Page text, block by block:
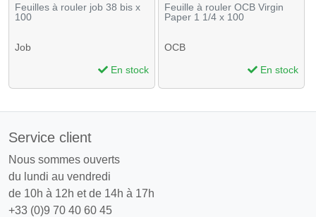
Feuilles à rouler job 38 bis x
100
Job
En stock
Feuille à rouler OCB Virgin
Paper 1 1/4 x 100
OCB
En stock
Service client
Nous sommes ouverts
du lundi au vendredi
de 10h à 12h et de 14h à 17h
+33 (0)9 70 40 60 45